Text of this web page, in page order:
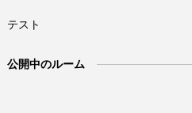
テスト
公開中のルーム